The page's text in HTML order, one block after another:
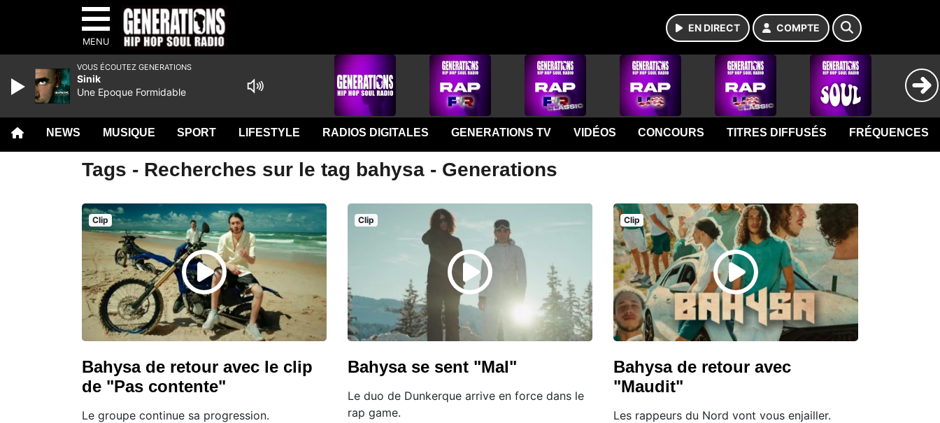
MENU
EN DIRECT COMPTE
NEWS MUSIQUE SPORT LIFESTYLE RADIOS DIGITALES GENERATIONS TV VIDÉOS CONCOURS TITRES DIFFUSÉS FRÉQUENCES
Tags - Recherches sur le tag bahysa - Generations
Clip
Bahysa de retour avec le clip
de "Pas contente"
Le groupe continue sa progression.
Clip
Bahysa se sent "Mal"
Le duo de Dunkerque arrive en force dans le
rap game.
Clip
Bahysa de retour avec
"Maudit"
Les rappeurs du Nord vont vous enjailler.
VOUS ÉCOUTEZ GENERATIONS
Sinik
Une Epoque Formidable